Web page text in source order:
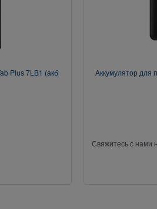
Plus 7LB1 (акб
Аккумулятор для
Свяжитесь с нами